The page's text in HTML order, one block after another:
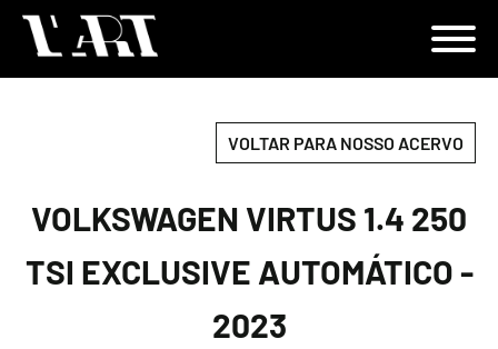
VOLTAR PARA NOSSO ACERVO
VOLKSWAGEN VIRTUS 1.4 250
TSI EXCLUSIVE AUTOMÁTICO -
2023